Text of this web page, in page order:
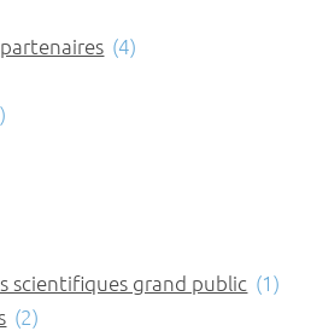
(4)
scientifiques grand public (1)
(2)